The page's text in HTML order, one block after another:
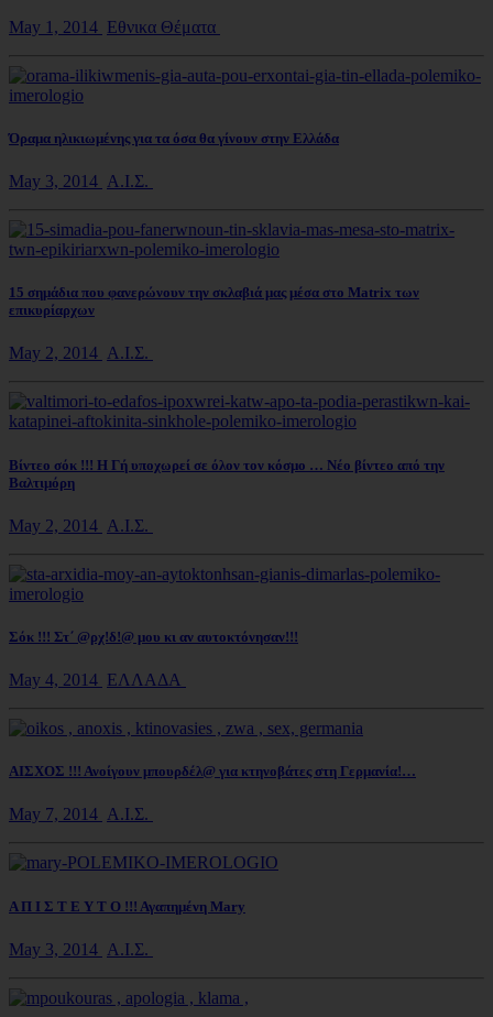
May 1, 2014 Εθνικα Θέματα
Όραμα ηλικιωμένης για τα όσα θα γίνουν στην Ελλάδα
May 3, 2014 Α.Ι.Σ.
15 σημάδια που φανερώνουν την σκλαβιά μας μέσα στο Matrix των
επικυρίαρχων
May 2, 2014 Α.Ι.Σ.
Βίντεο σόκ !!! Η Γή υποχωρεί σε όλον τον κόσμο … Νέο βίντεο από την
Βαλτιμόρη
May 2, 2014 Α.Ι.Σ.
Σόκ !!! Στ΄ @ρχ!δ!@ μου κι αν αυτοκτόνησαν!!!
May 4, 2014 ΕΛΛΑΔΑ
ΑΙΣΧΟΣ !!! Ανοίγουν μπουρδέλ@ για κτηνοβάτες στη Γερμανία!…
May 7, 2014 Α.Ι.Σ.
Α Π Ι Σ Τ Ε Υ Τ Ο !!! Αγαπημένη Mary
May 3, 2014 Α.Ι.Σ.